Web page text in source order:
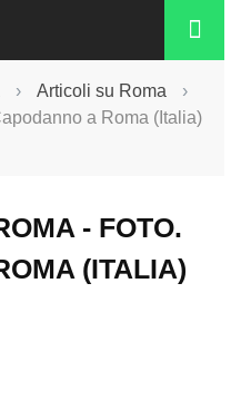
› Articoli su Roma
›
a Roma (Italia)
- FOTO.
(ITALIA)